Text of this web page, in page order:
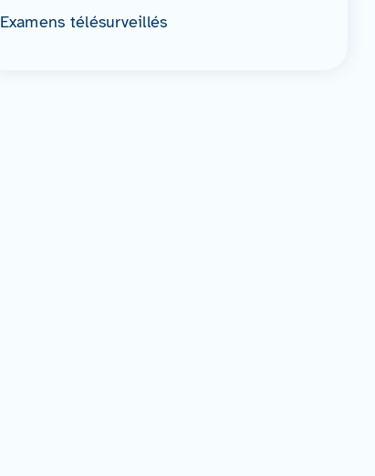
Examens télésurveillés